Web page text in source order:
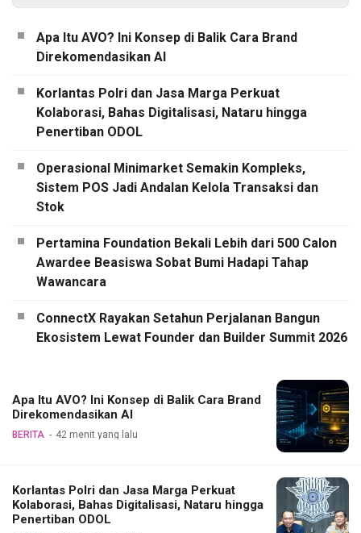
Apa Itu AVO? Ini Konsep di Balik Cara Brand
Direkomendasikan AI
Korlantas Polri dan Jasa Marga Perkuat
Kolaborasi, Bahas Digitalisasi, Nataru hingga
Penertiban ODOL
Operasional Minimarket Semakin Kompleks,
Sistem POS Jadi Andalan Kelola Transaksi dan
Stok
Pertamina Foundation Bekali Lebih dari 500 Calon
Awardee Beasiswa Sobat Bumi Hadapi Tahap
Wawancara
ConnectX Rayakan Setahun Perjalanan Bangun
Ekosistem Lewat Founder dan Builder Summit 2026
Apa Itu AVO? Ini Konsep di Balik Cara Brand
Direkomendasikan AI
BERITA 42 menit yang lalu
Korlantas Polri dan Jasa Marga Perkuat
Kolaborasi, Bahas Digitalisasi, Nataru hingga
Penertiban ODOL